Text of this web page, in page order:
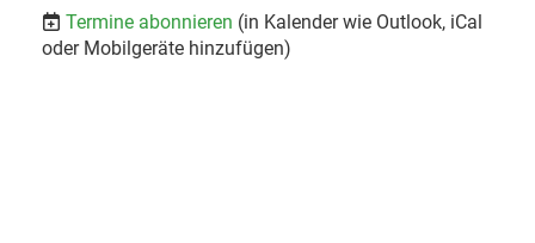
Termine abonnieren (in Kalender wie Outlook, iCal
oder Mobilgeräte hinzufügen)